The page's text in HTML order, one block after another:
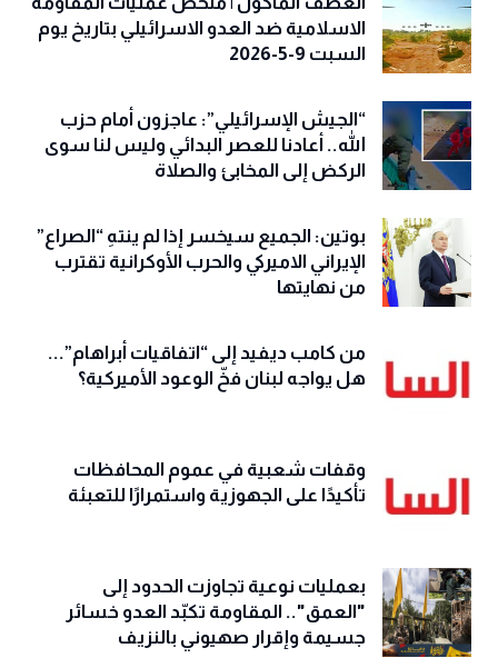
الاسلامية ضد العدو الاسرائيلي بتاريخ يوم
السبت 9-5-2026
“الجيش الإسرائيلي”: عاجزون أمام حزب
الله.. أعادنا للعصر البدائي وليس لنا سوى
الركض إلى المخابئ والصلاة
بوتين: الجميع سيخسر إذا لم ينتهِ “الصراع”
الإيراني الاميركي والحرب الأوكرانية تقترب
من نهايتها
من كامب ديفيد إلى “اتفاقيات أبراهام”...
هل يواجه لبنان فخّ الوعود الأميركية؟
وقفات شعبية في عموم المحافظات
تأكيدًا على الجهوزية واستمرارًا للتعبئة
بعمليات نوعية تجاوزت الحدود إلى
"العمق".. المقاومة تكبّد العدو خسائر
جسيمة وإقرار صهيوني بالنزيف